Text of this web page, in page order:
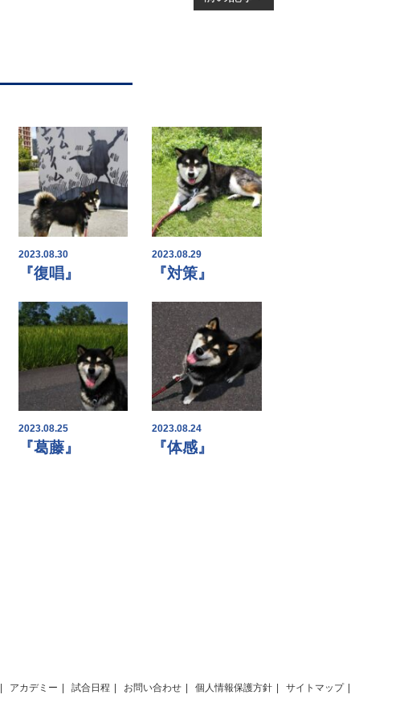
2023.08.30
『復唱』
2023.08.29
『対策』
2023.08.25
『葛藤』
2023.08.24
『体感』
アカデミー 試合日程 お問い合わせ 個人情報保護方針 サイトマップ